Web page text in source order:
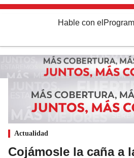
Hable con el
Actualidad
Cojámosle la caña a